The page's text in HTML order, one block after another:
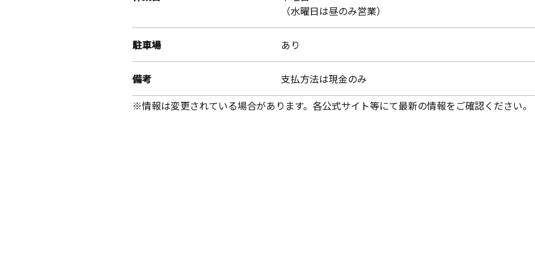
（水曜日は昼のみ営業）
駐車場 あり
備考
支払方法は現金のみ
※情報は変更されている場合があります。各公式サイト等にて最新の情報をご確認ください。